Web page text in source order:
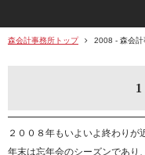
森会計事務所トップ 2008 - 森会計
２００８年もいよいよ終わりが
年末は忘年会のシーズンであり